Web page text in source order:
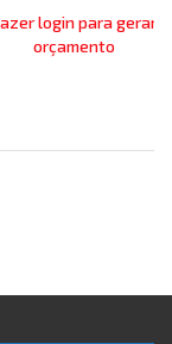
login para gerar
orçamento